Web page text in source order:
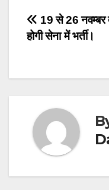
Post
19 से 26
होगी सेना में भर्ती।